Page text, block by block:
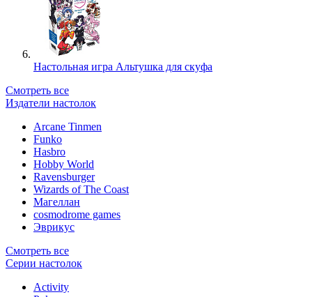
Настольная игра Альтушка для скуфа
Смотреть все
Издатели настолок
Arcane Tinmen
Funko
Hasbro
Hobby World
Ravensburger
Wizards of The Coast
Магеллан
сosmodrome games
Эврикус
Смотреть все
Серии настолок
Activity